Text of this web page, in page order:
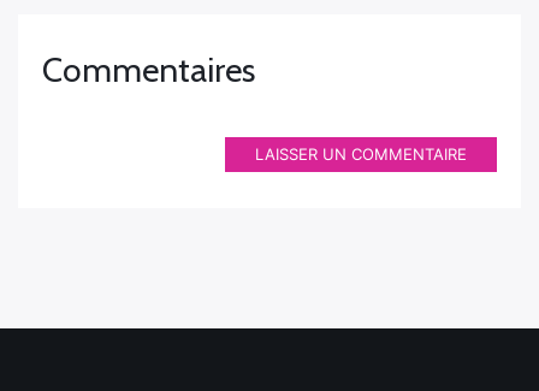
Commentaires
LAISSER UN COMMENTAIRE